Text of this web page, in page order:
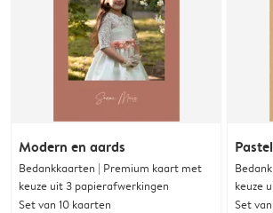
Modern en aards
Bedankkaarten | Premium kaart met
keuze uit 3 papierafwerkingen
Set van 10 kaarten
keuze
Set